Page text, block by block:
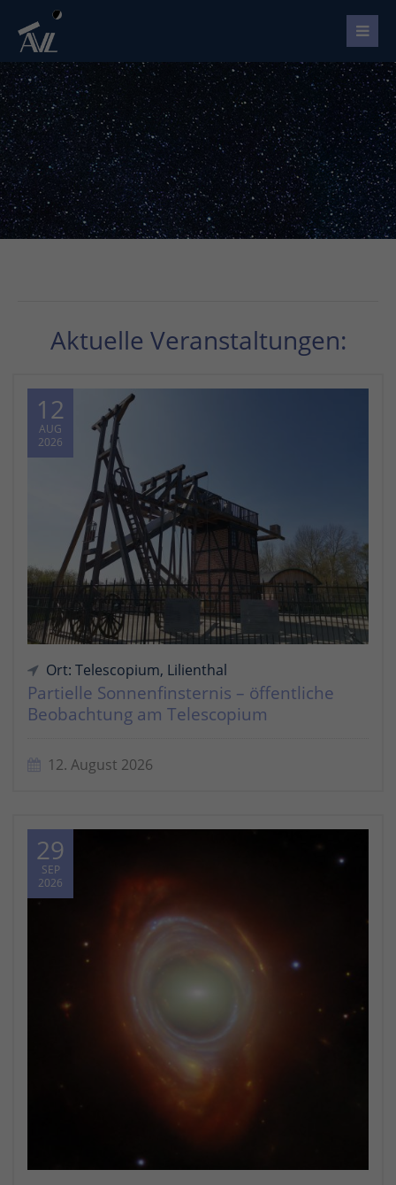
Aktuelle Veranstaltungen:
12
AUG
2026
Ort: Telescopium, Lilienthal
Partielle Sonnenfinsternis – öffentliche
Beobachtung am Telescopium
12. August 2026
29
SEP
2026